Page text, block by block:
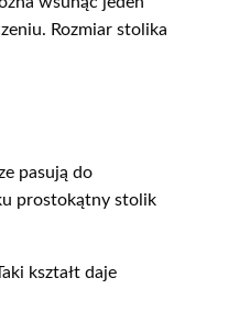
Rozmiar stolika
pasują do
prostokątny stolik
kształt daje